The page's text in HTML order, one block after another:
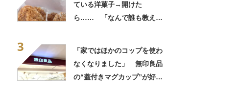
ている洋菓子→開けた
ら…… 「なんで誰も教えて
3
「家ではほかのコップを使わ
なくなりました」 無印良品
の“蓋付きマグカップ”が好